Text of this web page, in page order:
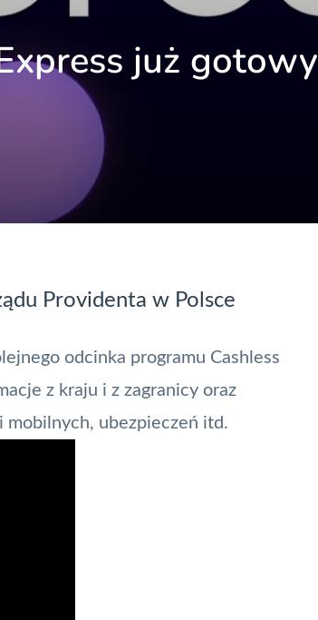
już gotowy
Providenta w Polsce
odcinka programu Cashless
z kraju i z zagranicy oraz
mobilnych, ubezpieczeń itd.